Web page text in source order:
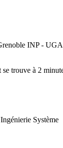
INP -
trouve à 2
Système